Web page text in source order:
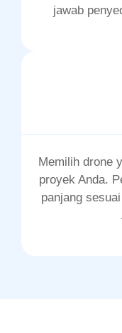
jawab
Memilih drone
proyek Anda.
panjang